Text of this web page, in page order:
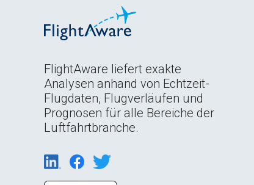
FlightAware liefert exakte
Analysen anhand von Echtzeit-
Flugdaten, Flugverläufen und
Prognosen für alle Bereiche der
Luftfahrtbranche.